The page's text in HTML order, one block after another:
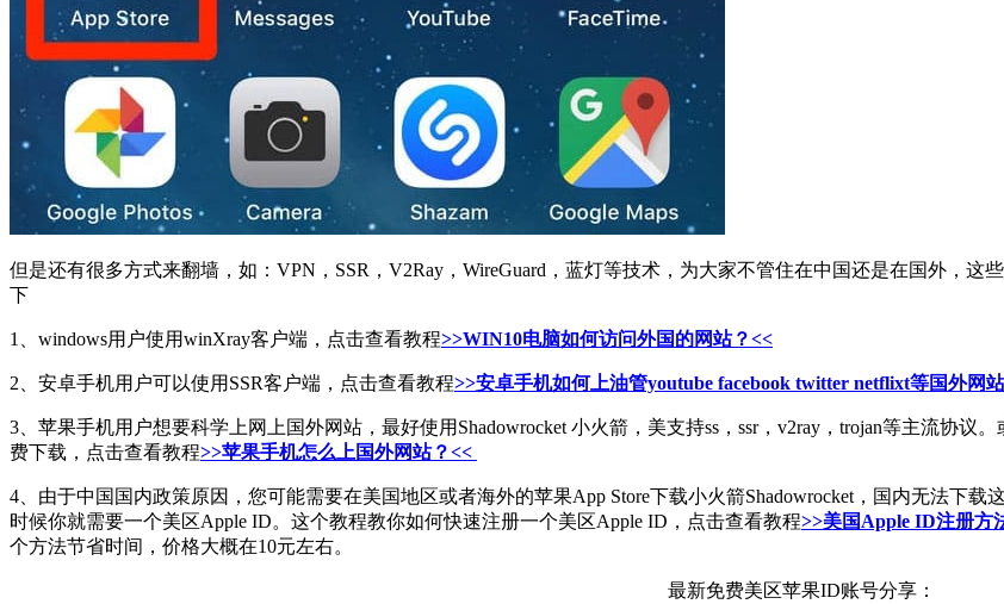
但是还有很多方式来翻墙，如：VPN，SSR，V2Ray，WireGuard，蓝灯等技术，为大家不管住在中国还是在国外，
下
1、windows用户使用winXray客户端，点击查看教程>>WIN10电脑如何访问外国的网站？<<
2、安卓手机用户可以使用SSR客户端，点击查看教程>>安卓手机如何上油管youtube facebook twitter netflixt等国外网
3、苹果手机用户想要科学上网上国外网站，最好使用Shadowrocket 小火箭，美支持ss，ssr，v2ray，trojan等主流协议
费下载，点击查看教程>>苹果手机怎么上国外网站？<<
4、由于中国国内政策原因，您可能需要在美国地区或者海外的苹果App Store下载小火箭Shadowrocket，国内无法下
时候你就需要一个美区Apple ID。这个教程教你如何快速注册一个美区Apple ID，点击查看教程>>美国Apple ID注册方
个方法节省时间，价格大概在10元左右。
最新免费美区苹果ID账号分享：